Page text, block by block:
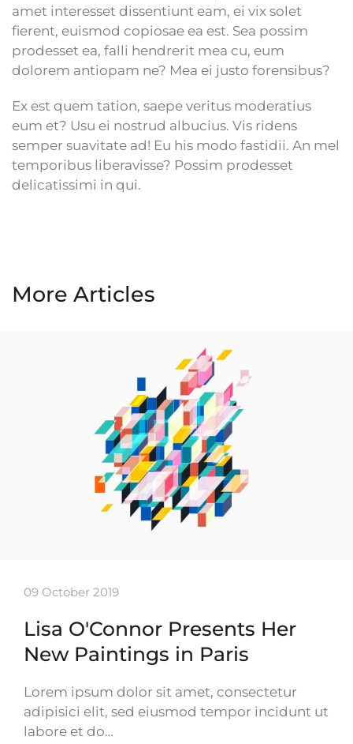
amet interesset dissentiunt eam, ei vix solet
fierent, euismod copiosae ea est. Sea possim
prodesset ea, falli hendrerit mea cu, eum
dolorem antiopam ne? Mea ei justo forensibus?
Ex est quem tation, saepe veritus moderatius
eum et? Usu ei nostrud albucius. Vis ridens
semper suavitate ad! Eu his modo fastidii. An mel
temporibus liberavisse? Possim prodesset
delicatissimi in qui.
More Articles
09 October 2019
Lisa O'Connor Presents Her
New Paintings in Paris
Lorem ipsum dolor sit amet, consectetur
adipisici elit, sed eiusmod tempor incidunt ut
labore et do…